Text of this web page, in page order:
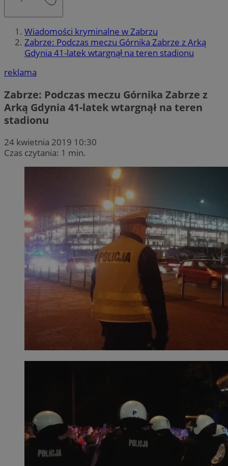
Wiadomości kryminalne w Zabrzu
Zabrze: Podczas meczu Górnika Zabrze z Arką
Gdynia 41-latek wtargnął na teren stadionu
reklama
Zabrze: Podczas meczu Górnika Zabrze z
Arką Gdynia 41-latek wtargnął na teren
stadionu
24 kwietnia 2019 10:30
Czas czytania: 1 min.